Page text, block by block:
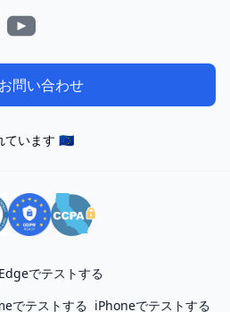
お問い合わせ
ています 🇪🇺
でテストする
でテストする iPhoneでテストする